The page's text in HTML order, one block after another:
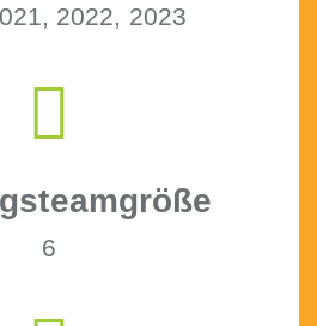
2022, 2023
6